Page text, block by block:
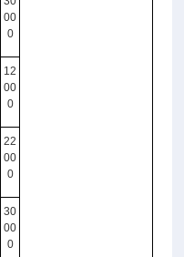
00
0
12
00
0
22
00
0
30
00
0